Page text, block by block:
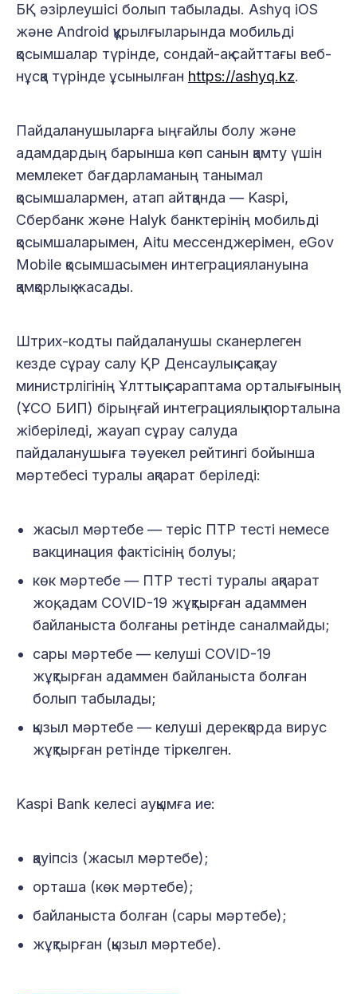
БҚ әзірлеушіcі болып табылады. Ashyq iOS
және Android құрылғыларында мобильді
қосымшалар түрінде, сондай-ақ сайттағы веб-
нұсқа түрінде ұсынылған https://ashyq.kz.
Пайдаланушыларға ыңғайлы болу және
адамдардың барынша көп санын қамту үшін
мемлекет бағдарламаның танымал
қосымшалармен, атап айтқанда — Kaspi,
Сбербанк және Halyk банктерінің мобильді
қосымшаларымен, Aitu мессенджерімен, eGov
Mobile қосымшасымен интеграциялануына
қамқорлық жасады.
Штрих-кодты пайдаланушы сканерлеген
кезде сұрау салу ҚР Денсаулық сақтау
министрлігінің Ұлттық сараптама орталығының
(ҰСО БИП) бірыңғай интеграциялық порталына
жіберіледі, жауап сұрау салуда
пайдаланушыға тәуекел рейтингі бойынша
мәртебесі туралы ақпарат беріледі:
жасыл мәртебе — теріс ПТР тесті немесе
вакцинация фактісінің болуы;
көк мәртебе — ПТР тесті туралы ақпарат
жоқ, адам COVID-19 жұқтырған адаммен
байланыста болғаны ретінде саналмайды;
сары мәртебе — келуші COVID-19
жұқтырған адаммен байланыста болған
болып табылады;
қызыл мәртебе — келуші дерекқорда вирус
жұқтырған ретінде тіркелген.
Kaspi Bank келесі ауқымға ие:
қауіпсіз (жасыл мәртебе);
орташа (көк мәртебе);
байланыста болған (сары мәртебе);
жұқтырған (қызыл мәртебе).